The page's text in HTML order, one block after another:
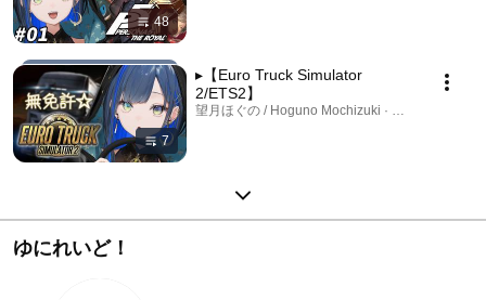
48
7
▸【Euro Truck Simulator
2/ETS2】
望月ほぐの / Hoguno Mochizuki · Playlist
ゆにれいど！